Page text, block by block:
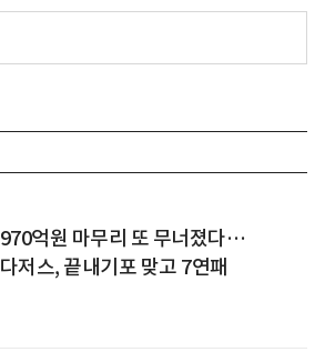
970억원 마무리 또 무너졌다…
다저스, 끝내기포 맞고 7연패